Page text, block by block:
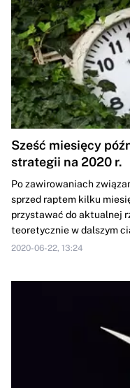
Sześć miesięcy
strategii na 2020 r.
Po zawirowaniach
sprzed raptem kilku
przystawać do aktualnej
teoretycznie w dalszym
2020-06-22, 13:24